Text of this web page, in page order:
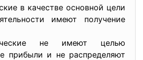
в качестве основной цели
имеют получение
не имеют целью
прибыли и не распределяют